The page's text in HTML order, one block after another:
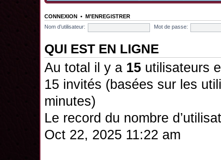
CONNEXION • M’ENREGISTRER
Nom d’utilisateur:
Mot de passe:
QUI EST EN LIGNE
Au total il y a 15 utilisateurs
15 invités (basées sur les
minutes)
Le record du nombre
Oct 22, 2025 11:22 am